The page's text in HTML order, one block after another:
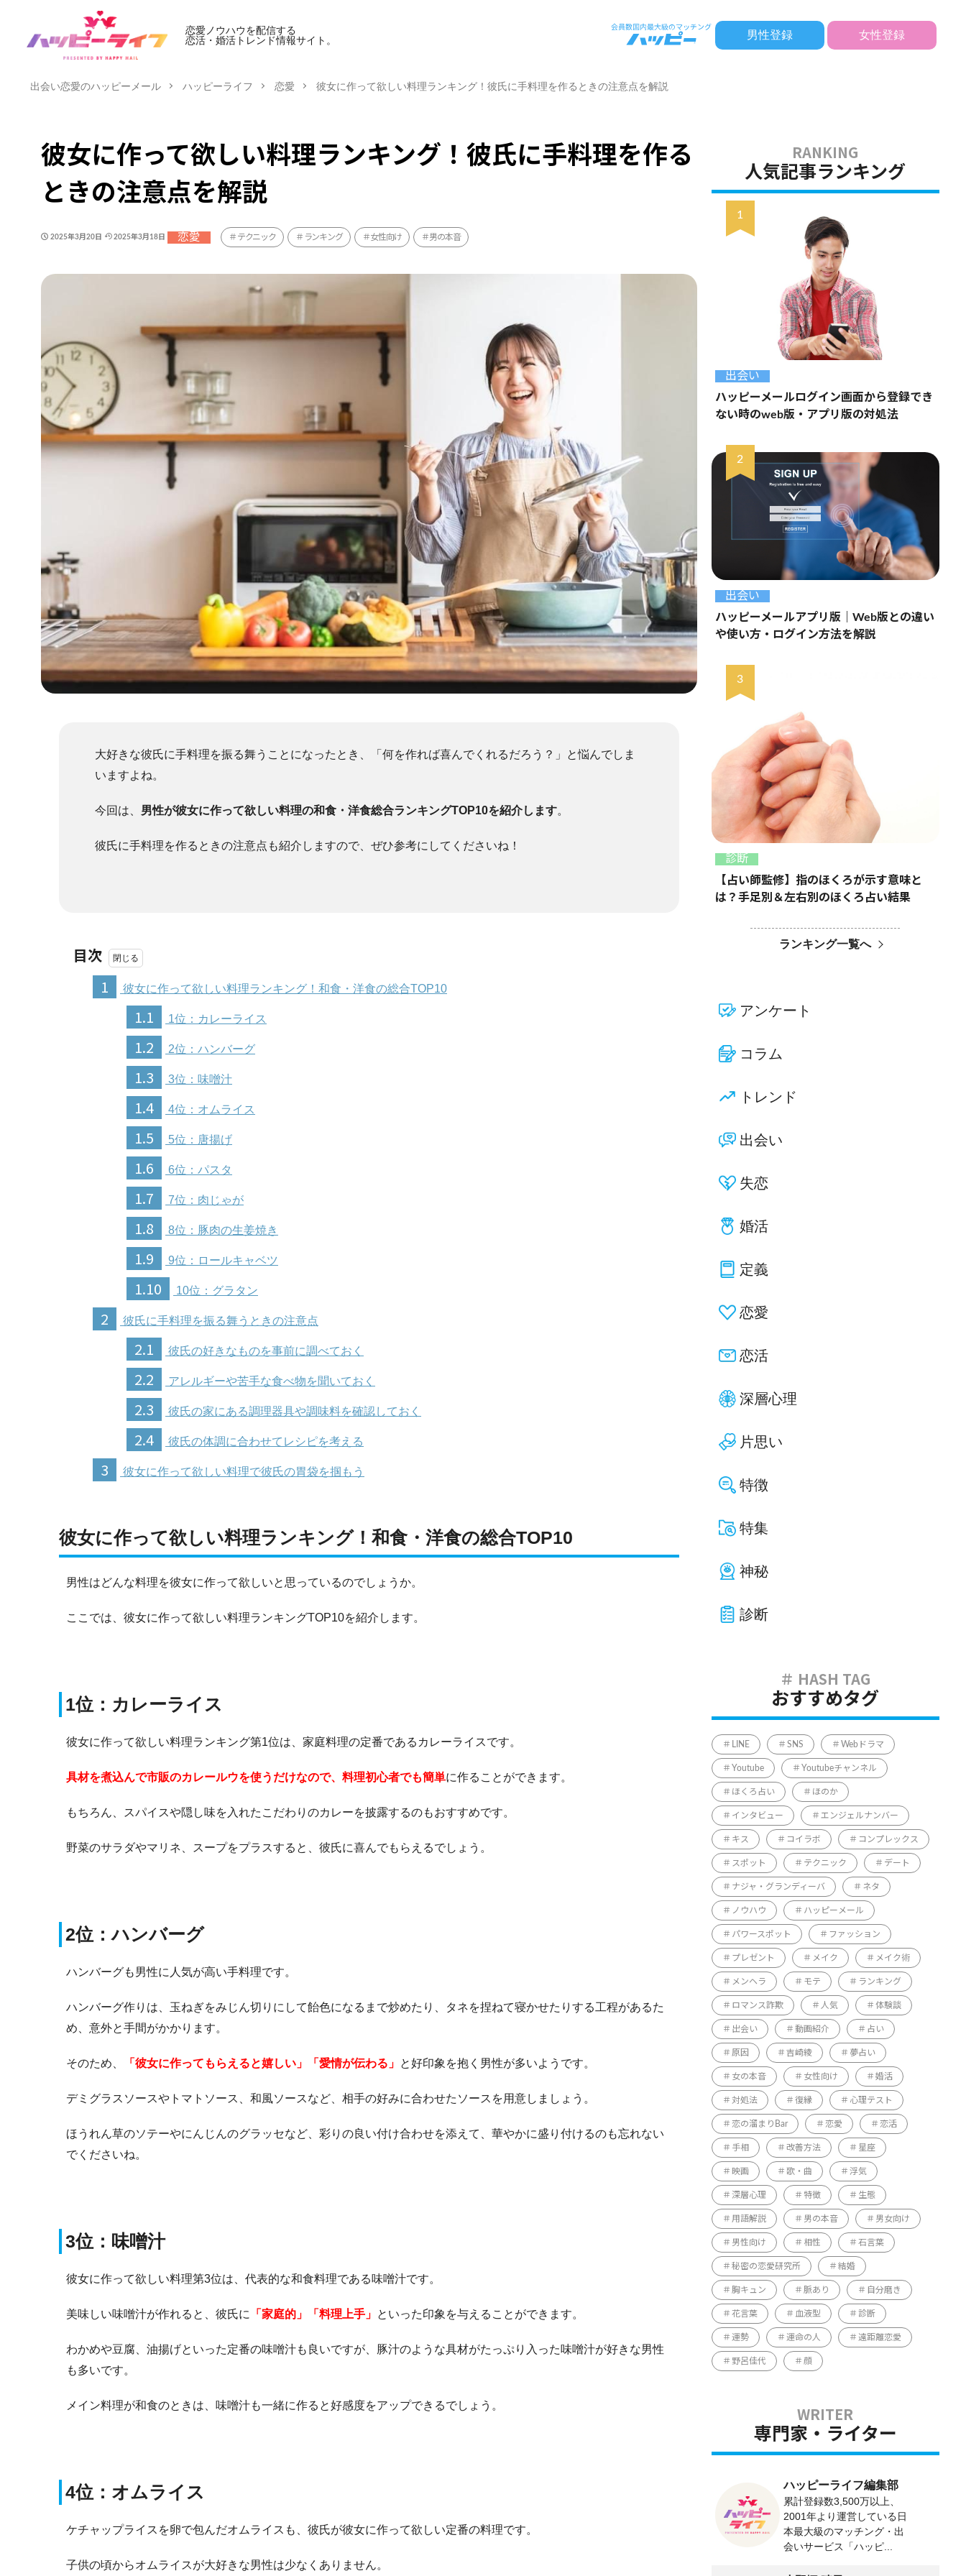
恋愛ノウハウを配信する
恋活・婚活トレンド情報サイト。
男性登録 女性登録
出会い恋愛のハッピーメール ハッピーライフ 恋愛 彼女に作って欲しい料理ランキング！彼氏に手料理を作るときの注意点を解説
彼女に作って欲しい料理ランキング！彼氏に手料理を作る
ときの注意点を解説
2025年3月20日 2025年3月18日 恋愛 テクニック ランキング 女性向け 男の本音
大好きな彼氏に手料理を振る舞うことになったとき、「何を作れば喜んでくれるだろう？」と悩んでしま
いますよね。
今回は、 男性が彼女に作って欲しい料理の和食・洋食総合ランキングTOP10を紹介します。
彼氏に手料理を作るときの注意点も紹介しますので、ぜひ参考にしてくださいね！
目次
1
彼女に作って欲しい料理ランキング！和食・洋食の総合TOP10
1.1 1位：カレーライス
1.2 2位：ハンバーグ
1.3 3位：味噌汁
1.4 4位：オムライス
1.5 5位：唐揚げ
1.6 6位：パスタ
1.7 7位：肉じゃが
1.8 8位：豚肉の生姜焼き
1.9 9位：ロールキャベツ
1.10 10位：グラタン
2 彼氏に手料理を振る舞うときの注意点
2.1 彼氏の好きなものを事前に調べておく
2.2 アレルギーや苦手な食べ物を聞いておく
2.3 彼氏の家にある調理器具や調味料を確認しておく
2.4 彼氏の体調に合わせてレシピを考える
3 彼女に作って欲しい料理で彼氏の胃袋を掴もう
彼女に作って欲しい料理ランキング！和食・洋食の総合TOP10
男性はどんな料理を彼女に作って欲しいと思っているのでしょうか。
ここでは、彼女に作って欲しい料理ランキングTOP10を紹介します。
1位：カレーライス
彼女に作って欲しい料理ランキング第1位は、家庭料理の定番であるカレーライスです。
具材を煮込んで市販のカレールウを使うだけなので、料理初心者でも簡単に作ることができます。
もちろん、スパイスや隠し味を入れたこだわりのカレーを披露するのもおすすめです。
野菜のサラダやマリネ、スープをプラスすると、彼氏に喜んでもらえるでしょう。
2位：ハンバーグ
ハンバーグも男性に人気が高い手料理です。
ハンバーグ作りは、玉ねぎをみじん切りにして飴色になるまで炒めたり、タネを捏ねて寝かせたりする工程があるた
め、意外と手間がかかります。
そのため、 「彼女に作ってもらえると嬉しい」「愛情が伝わる」 と好印象を抱く男性が多いようです。
デミグラスソースやトマトソース、和風ソースなど、相手の好みに合わせたソースを用意しましょう。
ほうれん草のソテーやにんじんのグラッセなど、彩りの良い付け合わせを添えて、華やかに盛り付けるのも忘れない
でくださいね。
3位：味噌汁
彼女に作って欲しい料理第3位は、代表的な和食料理である味噌汁です。
美味しい味噌汁が作れると、彼氏に 「家庭的」「料理上手」 といった印象を与えることができます。
わかめや豆腐、油揚げといった定番の味噌汁も良いですが、豚汁のような具材がたっぷり入った味噌汁が好きな男性
も多いです。
メイン料理が和食のときは、味噌汁も一緒に作ると好感度をアップできるでしょう。
4位：オムライス
ケチャップライスを卵で包んだオムライスも、彼氏が彼女に作って欲しい定番の料理です。
子供の頃からオムライスが大好きな男性は少なくありません。
人気記事ランキング
出会い
ハッピーメールログイン画面から登録でき
ない時のweb版・アプリ版の対処法
出会い
ハッピーメールアプリ版｜Web版との違い
や使い方・ログイン方法を解説
診断
【占い師監修】指のほくろが示す意味と
は？手足別＆左右別のほくろ占い結果
ランキング一覧へ
アンケート
コラム
トレンド
出会い
失恋
婚活
定義
恋愛
恋活
深層心理
片思い
特徴
特集
神秘
診断
おすすめタグ
LINE SNS Webドラマ
Youtube Youtubeチャンネル
ほくろ占い ほのか
インタビュー エンジェルナンバー
キス コイラボ コンプレックス
スポット テクニック デート
ナジャ・グランディーバ ネタ
ノウハウ ハッピーメール
パワースポット ファッション
プレゼント メイク メイク術
メンヘラ モテ ランキング
ロマンス詐欺 人気 体験談
出会い 動画紹介 占い
原因 吉崎綾 夢占い
女の本音 女性向け 婚活
対処法 復縁 心理テスト
恋の溜まりBar 恋愛 恋活
手相 改善方法 星座
映画 歌・曲 浮気
深層心理 特徴 生態
用語解説 男の本音 男女向け
男性向け 相性 石言葉
秘密の恋愛研究所 結婚
胸キュン 脈あり 自分磨き
花言葉 血液型 診断
運勢 運命の人 遠距離恋愛
野呂佳代 顔
専門家・ライター
ハッピーライフ編集部
累計登録数3,500万以上、
2001年より運営している日
本最大級のマッチング・出
会いサービス「ハッピ...